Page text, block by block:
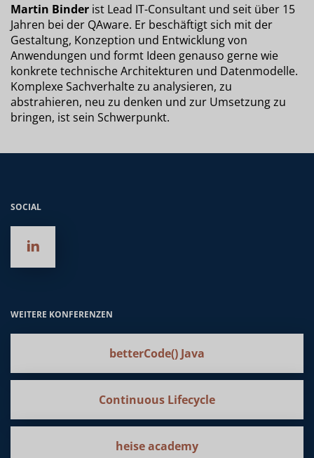
Martin Binder ist Lead IT-Consultant und seit über 15
Jahren bei der QAware. Er beschäftigt sich mit der
Gestaltung, Konzeption und Entwicklung von
Anwendungen und formt Ideen genauso gerne wie
konkrete technische Architekturen und Datenmodelle.
Komplexe Sachverhalte zu analysieren, zu
abstrahieren, neu zu denken und zur Umsetzung zu
bringen, ist sein Schwerpunkt.
SOCIAL
WEITERE KONFERENZEN
betterCode() Java
Continuous Lifecycle
heise academy